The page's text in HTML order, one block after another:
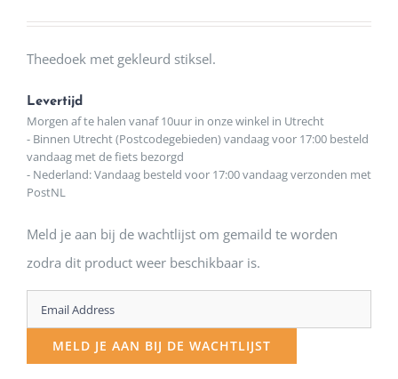
Theedoek met gekleurd stiksel.
Levertijd
Morgen af te halen vanaf 10uur in onze winkel in Utrecht
- Binnen Utrecht (Postcodegebieden) vandaag voor 17:00 besteld
vandaag met de fiets bezorgd
- Nederland: Vandaag besteld voor 17:00 vandaag verzonden met
PostNL
Meld je aan bij de wachtlijst om gemaild te worden
zodra dit product weer beschikbaar is.
Enter
your
email
MELD JE AAN BIJ DE WACHTLIJST